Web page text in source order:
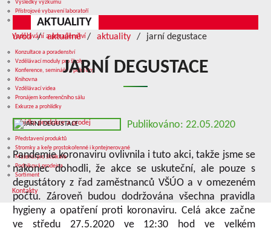
Výsledky výzkumu
Přístrojové vybavení laboratoří
Služby v oblasti výzkumu
Vzdělávání a poradenství
Konzultace a poradenství
Vzdělávací moduly pro školy
Konference, semináře a polní dny
Knihovna
Vzdělávací videa
Pronájem konferenčního sálu
Exkurze a prohlídky
Nabídka produkce a prodej
Představení produktů
Stromky a keře prostokořenné i kontejnerované
Materiál pro školkaře
Podniková prodejna
Sortiment
Kontakty
AKTUALITY
úvod aktuálně aktuality jarní degustace
JARNÍ DEGUSTACE
Publikováno: 22.05.2020
Pandemie koronaviru ovlivnila i tuto akci, takže jsme se
nakonec dohodli, že akce se uskuteční, ale pouze s
degustátory z řad zaměstnanců VŠÚO a v omezeném
počtu. Zároveň budou dodržována všechna pravidla
hygieny a opatření proti koronaviru. Celá akce začne
ve středu 27.5.2020 ve 12:30 hod ve velkém